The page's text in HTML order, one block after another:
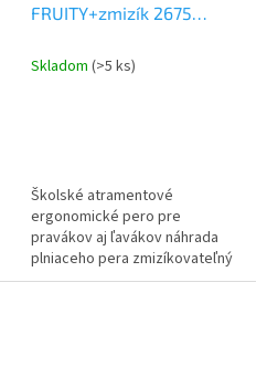
FRUITY+zmizík 2675
Skladom (>5 ks)
Školské atramentové
ergonomické pero pre
pravákov aj ľavákov náhrada
plniaceho pera zmizíkovateľný
atrament parfémované (banán,